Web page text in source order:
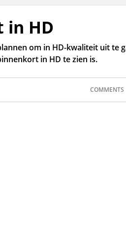
in HD
om in HD-kwaliteit uit te
in HD te zien is.
COMMENTS